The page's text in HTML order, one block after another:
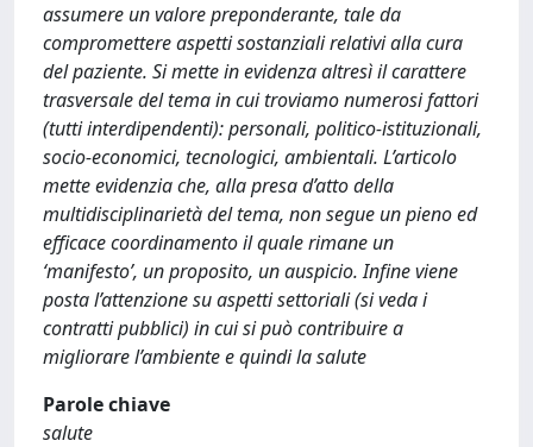
assumere un valore preponderante, tale da
compromettere aspetti sostanziali relativi alla cura
del paziente. Si mette in evidenza altresì il carattere
trasversale del tema in cui troviamo numerosi fattori
(tutti interdipendenti): personali, politico-istituzionali,
socio-economici, tecnologici, ambientali. L’articolo
mette evidenzia che, alla presa d’atto della
multidisciplinarietà del tema, non segue un pieno ed
efficace coordinamento il quale rimane un
‘manifesto’, un proposito, un auspicio. Infine viene
posta l’attenzione su aspetti settoriali (si veda i
contratti pubblici) in cui si può contribuire a
migliorare l’ambiente e quindi la salute
Parole chiave
salute